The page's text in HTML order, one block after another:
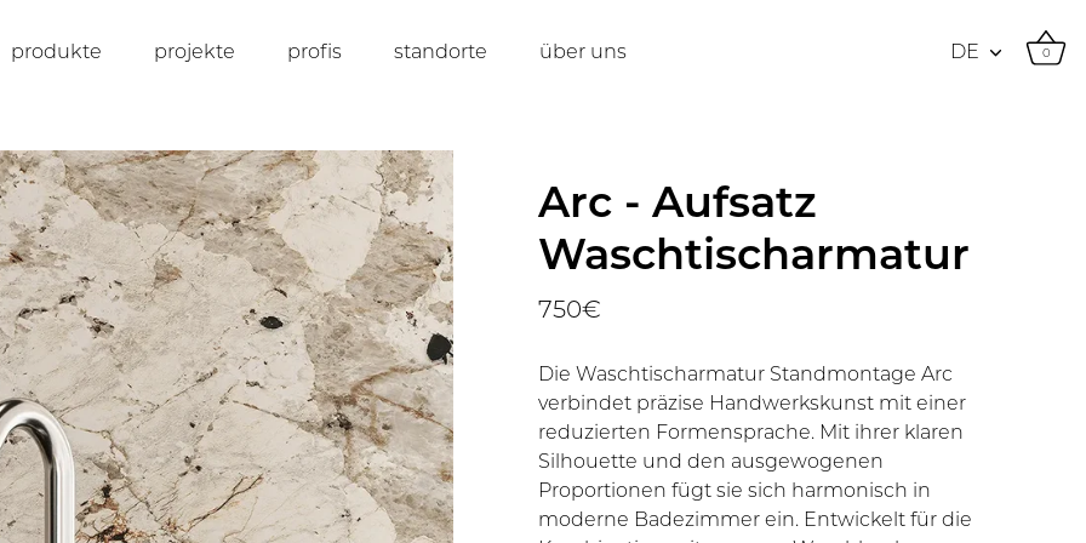
produkte projekte profis standorte über uns Währung
DE 0
Arc - Aufsatz
Waschtischarmatur
750€
Die Waschtischarmatur Standmontage Arc
verbindet präzise Handwerkskunst mit einer
reduzierten Formensprache. Mit ihrer klaren
Silhouette und den ausgewogenen
Proportionen fügt sie sich harmonisch in
moderne Badezimmer ein. Entwickelt für die